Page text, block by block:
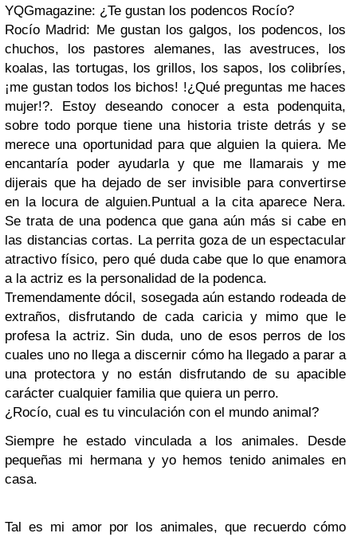
YQGmagazine: ¿Te gustan los podencos Rocío?
Rocío Madrid: Me gustan los galgos, los podencos, los
chuchos, los pastores alemanes, las avestruces, los
koalas, las tortugas, los grillos, los sapos, los colibríes,
¡me gustan todos los bichos! !¿Qué preguntas me haces
mujer!?. Estoy deseando conocer a esta podenquita,
sobre todo porque tiene una historia triste detrás y se
merece una oportunidad para que alguien la quiera. Me
encantaría poder ayudarla y que me llamarais y me
dijerais que ha dejado de ser invisible para convertirse
en la locura de alguien.Puntual a la cita aparece Nera.
Se trata de una podenca que gana aún más si cabe en
las distancias cortas. La perrita goza de un espectacular
atractivo físico, pero qué duda cabe que lo que enamora
a la actriz es la personalidad de la podenca.
Tremendamente dócil, sosegada aún estando rodeada de
extraños, disfrutando de cada caricia y mimo que le
profesa la actriz. Sin duda, uno de esos perros de los
cuales uno no llega a discernir cómo ha llegado a parar a
una protectora y no están disfrutando de su apacible
carácter cualquier familia que quiera un perro.
¿Rocío, cual es tu vinculación con el mundo animal?
Siempre he estado vinculada a los animales. Desde
pequeñas mi hermana y yo hemos tenido animales en
casa.
Tal es mi amor por los animales, que recuerdo cómo